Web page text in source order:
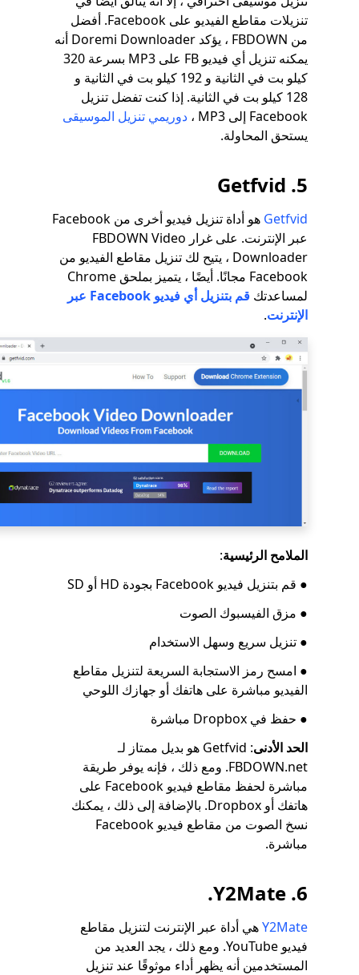
تنزيلات مقاطع الفيديو على Facebook. أفضل
من FBDOWN ، يؤكد Doremi Downloader أنه
يمكنه تنزيل أي فيديو FB على MP3 بسرعة 320
كيلو بت في الثانية و 192 كيلو بت في الثانية و
128 كيلو بت في الثانية. إذا كنت تفضل تنزيل
Facebook إلى MP3 ،
دوريمي تنزيل الموسيقى
يستحق المحاولة.
هو أداة تنزيل فيديو أخرى من Facebook
عبر الإنترنت. على غرار FBDOWN Video
Downloader ، يتيح لك تنزيل مقاطع الفيديو من
Facebook مجانًا. أيضًا ، يتميز بملحق Chrome
لمساعدتك
قم بتنزيل أي فيديو Facebook عبر
الملامح الرئيسية:
● قم بتنزيل فيديو Facebook بجودة HD أو SD
● مزق الفيسبوك الصوت
● تنزيل سريع وسهل الاستخدام
● امسح رمز الاستجابة السريعة لتنزيل مقاطع
الفيديو مباشرة على هاتفك أو جهازك اللوحي
● حفظ في Dropbox مباشرة
الحد الأدنى
: Getfvid هو بديل ممتاز لـ
FBDOWN.net. ومع ذلك ، فإنه يوفر طريقة
مباشرة لحفظ مقاطع فيديو Facebook على
هاتفك أو Dropbox. بالإضافة إلى ذلك ، يمكنك
نسخ الصوت من مقاطع فيديو Facebook
هي أداة عبر الإنترنت لتنزيل مقاطع
فيديو YouTube. ومع ذلك ، يجد العديد من
المستخدمين أنه يظهر أداء موثوقًا عند تنزيل